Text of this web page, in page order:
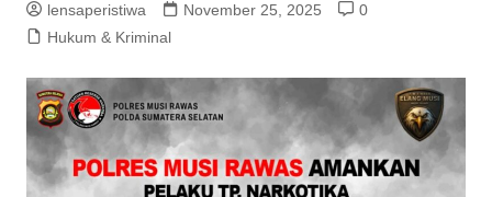
lensaperistiwa November 25, 2025
0
Hukum & Kriminal